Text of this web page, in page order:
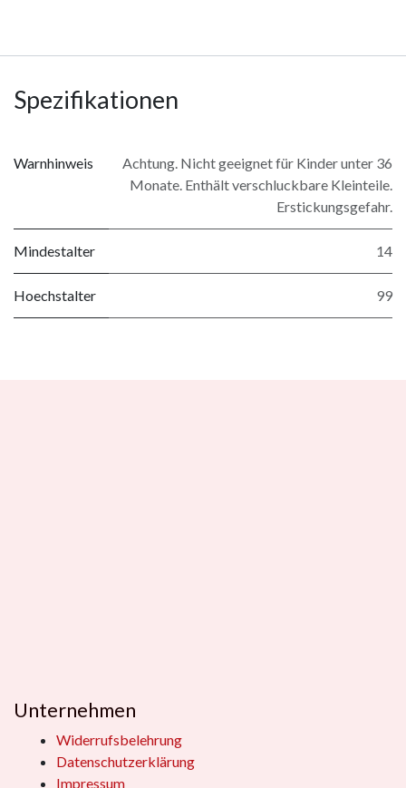
Spezifikationen
Warnhinweis
Achtung. Nicht geeignet für Kinder unter 36
Monate. Enthält verschluckbare Kleinteile.
Erstickungsgefahr.
Mindestalter 14
Hoechstalter 99
Unternehmen
Widerrufsbelehrung
Datenschutzerklärung
Impressum